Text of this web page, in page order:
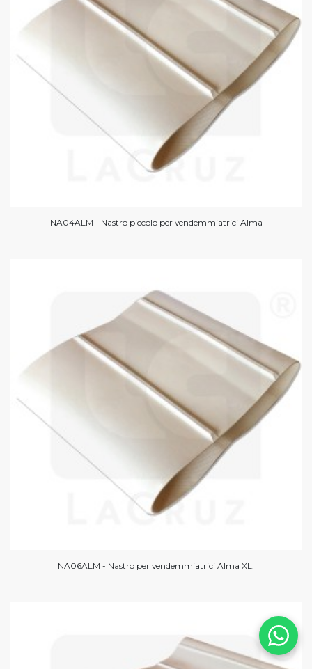
NA04ALM - Nastro piccolo per vendemmiatrici Alma
NA06ALM - Nastro per vendemmiatrici Alma XL.